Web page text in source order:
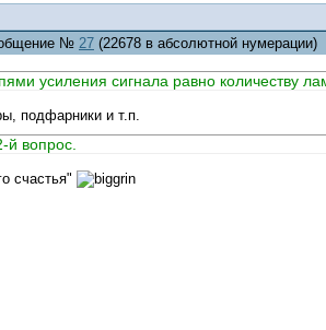
№ 27 (22678 в абсолютной нумерации)
усиления сигнала равно количеству
подфарники и т.п.
й вопрос.
счастья"